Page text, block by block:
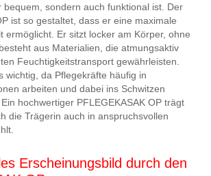
bequem, sondern auch funktional ist. Der
ist so gestaltet, dass er eine maximale
ermöglicht. Er sitzt locker am Körper, ohne
aus Materialien, die atmungsaktiv
Feuchtigkeitstransport gewährleisten.
wichtig, da Pflegekräfte häufig in
arbeiten und dabei ins Schwitzen
hochwertiger PFLEGEKASAK OP trägt
die Trägerin auch in anspruchsvollen
Erscheinungsbild durch den